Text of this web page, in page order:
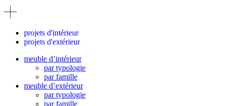
projets d'intérieur
projets d'extérieur
meuble d’intérieur
par typologie
par famille
meuble d’extérieur
par typologie
par famille